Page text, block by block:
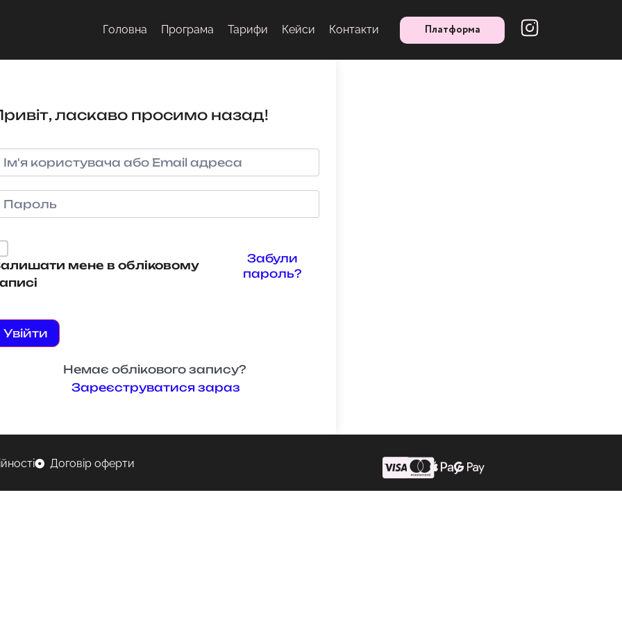
Головна Програма Тарифи Кейси Контакти Платформа
ласкаво просимо назад!
мене в обліковому
Забули
пароль?
Увійти
Немає облікового запису?
Зареєструватися зараз
Договір оферти